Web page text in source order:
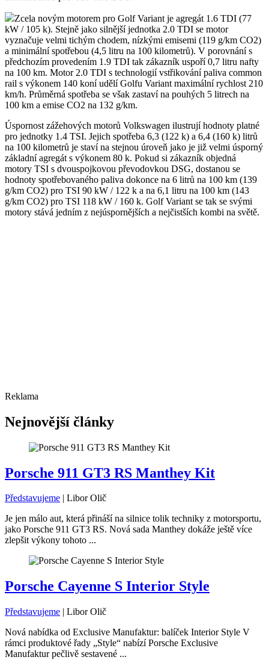
Zcela novým motorem pro Golf Variant je agregát 1.6 TDI (77
kW / 105 k). Stejně jako silnější jednotka 2.0 TDI se motor
vyznačuje velmi tichým chodem, nízkými emisemi (119 g/km CO2)
a minimální spotřebou (4,5 litru na 100 kilometrů). V porovnání s
předchozím provedením 1.9 TDI tak zákazník uspoří 0,7 litru nafty
na 100 km. Motor 2.0 TDI s technologií vstřikování paliva common
rail s výkonem 140 koní udělí Golfu Variant maximální rychlost 210
km/h. Průměrná spotřeba se však zastaví na pouhých 5 litrech na
100 km a emise CO2 na 132 g/km.
Úspornost zážehových motorů Volkswagen ilustrují hodnoty platné
pro jednotky 1.4 TSI. Jejich spotřeba 6,3 (122 k) a 6,4 (160 k) litrů
na 100 kilometrů je staví na stejnou úroveň jako je již velmi úsporný
základní agregát s výkonem 80 k. Pokud si zákazník objedná
motory TSI s dvouspojkovou převodovkou DSG, dostanou se
hodnoty spotřebovaného paliva dokonce na 6 litrů na 100 km (139
g/km CO2) pro TSI 90 kW / 122 k a na 6,1 litru na 100 km (143
g/km CO2) pro TSI 118 kW / 160 k. Golf Variant se tak se svými
motory stává jedním z nejúspornějších a nejčistších kombi na světě.
Reklama
Nejnovější články
Porsche 911 GT3 RS Manthey Kit
Představujeme | Libor Olič
Je jen málo aut, která přináší na silnice tolik techniky z motorsportu,
jako Porsche 911 GT3 RS. Nová sada Manthey dokáže ještě více
zlepšit výkony tohoto ...
Porsche Cayenne S Interior Style
Představujeme | Libor Olič
Nová nabídka od Exclusive Manufaktur: balíček Interior Style V
rámci produktové řady „Style“ nabízí Porsche Exclusive
Manufaktur pečlivě sestavené ...